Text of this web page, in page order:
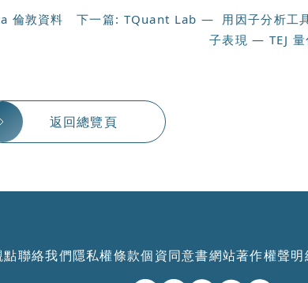
倫敦資料
下一篇: TQuant Lab — 用因子分析工
子表現 — TEJ
返回總覽頁
點聯絡我們隱私權條款個資同意書網站著作權聲明